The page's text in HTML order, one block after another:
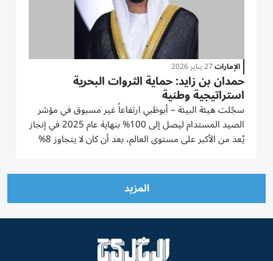
الإمارات27 يناير 2026
حمدان بن زايد: حماية الثروات البحرية
استراتيجية وطنية
سجّلت هيئة البيئة – أبوظبي ارتفاعاً غير مسبوق في مؤشر
الصيد المستدام ليصل إلى 100% بنهاية عام 2025 في إنجاز
يُعد من الأكبر على مستوى العالم، بعد أن كان لا يتجاوز 8%
المزيد